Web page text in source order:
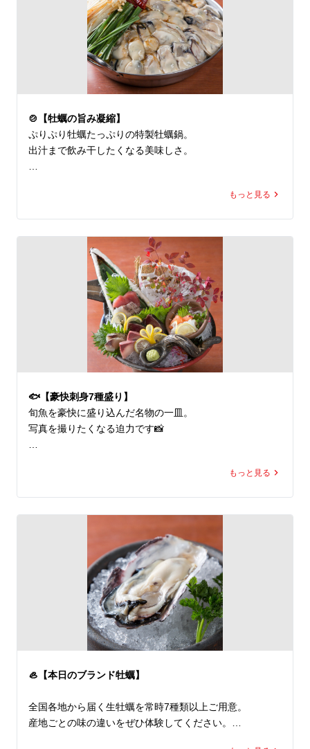
📍 牡蠣と海鮮にほんいち堺筋本町店
🚉 堺筋本町駅すぐ
🦪 全国各地のブランド生牡蠣 常時7種類以上
🐟 旬魚7種以上の豪快刺身盛りが名物
🍲 牡蠣鍋・海鮮料理も豊富
🍶 宴会・接待・飲み会歓迎
🇬🇧 English Info
Premium oyster & seafood restaurant in Sakaisuji-Homm
achi, Osaka.
🍲【牡蠣の旨み凝縮】
ぷりぷり牡蠣たっぷりの特製牡蠣鍋。
出汁まで飲み干したくなる美味しさ。
🍲 Our oyster hot pot is rich and comforting.
Share your experience on Google Reviews!
📍 牡蠣と海鮮にほんいち堺筋本町店
🚉 堺筋本町駅すぐ
🦪 全国各地のブランド生牡蠣 常時7種類以上
🐟 旬魚7種以上の豪快刺身盛りが名物
🍲 牡蠣鍋・海鮮料理も豊富
🍶 宴会・接待・飲み会歓迎
🇬🇧 English Info
Premium oyster & seafood restaurant in Sakaisuji-Homm
achi, Osaka.
もっと見る
🐟【豪快刺身7種盛り】
旬魚を豪快に盛り込んだ名物の一皿。
写真を撮りたくなる迫力です📸
We would love to see your photos and reviews on Googl
📍 牡蠣と海鮮にほんいち堺筋本町店
🚉 堺筋本町駅すぐ
🦪 全国各地のブランド生牡蠣 常時7種類以上
🐟 旬魚7種以上の豪快刺身盛りが名物
🍲 牡蠣鍋・海鮮料理も豊富
🍶 宴会・接待・飲み会歓迎
Premium oyster & seafood restaurant in Sakaisuji-Homm
achi, Osaka.
もっと見る
🦪【本日のブランド牡蠣】
全国各地から届く生牡蠣を常時7種類以上ご用意。
産地ごとの味の違いをぜひ体験してください。